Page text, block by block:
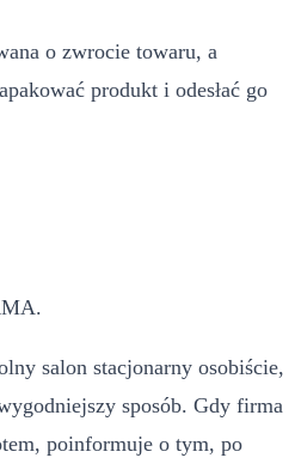
o zwrocie towaru, a
produkt i odesłać go
salon stacjonarny osobiście,
sposób. Gdy firma
poinformuje o tym, po